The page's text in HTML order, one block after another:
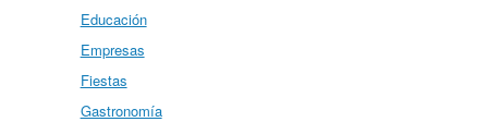
Educación
Empresas
Fiestas
Gastronomía